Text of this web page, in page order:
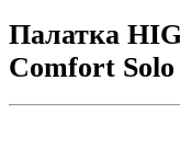
Палатка
Comfort Solo